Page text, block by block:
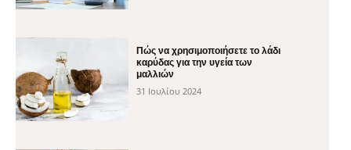
Πώς να χρησιμοποιήσετε το λάδι
καρύδας για την υγεία των
μαλλιών
31 Ιουλίου 2024